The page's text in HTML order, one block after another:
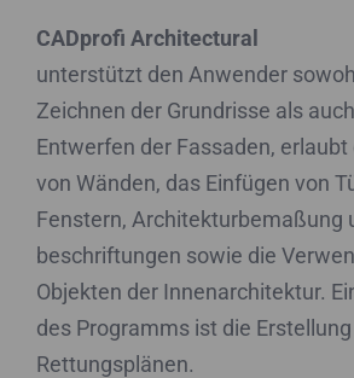
CADprofi Architectural
unterstützt den Anwender
Zeichnen der Grundrisse als
Entwerfen der Fassaden,
von Wänden, das Einfügen von
Fenstern, Architekturbemaßung
beschriftungen sowie die
Objekten der Innenarchitektur.
des Programms ist die
Rettungsplänen.